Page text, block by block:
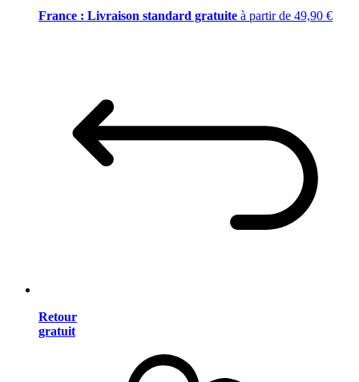
France : Livraison standard gratuite à partir de 49,90 €
Retour
gratuit